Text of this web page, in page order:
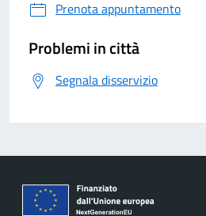
Prenota appuntamento
Problemi in città
Segnala disservizio